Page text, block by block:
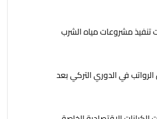
تنفيذ مشروعات مياه الشرب
في الدوري التركي بعد